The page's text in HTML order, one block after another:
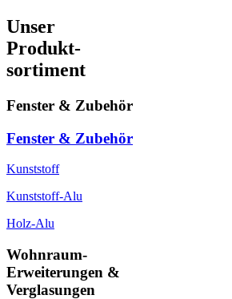
Unser
Produkt-
sortiment
Fenster & Zubehör
Fenster & Zubehör
Kunststoff
Kunststoff-Alu
Holz-Alu
Wohnraum-
Erweiterungen &
Verglasungen